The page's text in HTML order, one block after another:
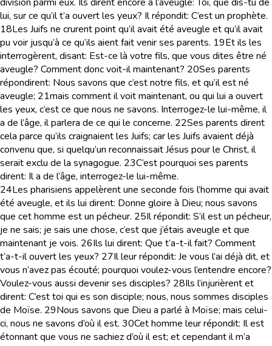
lui, sur ce qu’il t’a ouvert les yeux? Il répondit: C’est un prophète.
18Les Juifs ne crurent point qu’il avait été aveugle et qu’il avait
pu voir jusqu’à ce qu’ils aient fait venir ses parents. 19Et ils les
interrogèrent, disant: Est-ce là votre fils, que vous dites être né
aveugle? Comment donc voit-il maintenant? 20Ses parents
répondirent: Nous savons que c’est notre fils, et qu’il est né
aveugle; 21mais comment il voit maintenant, ou qui lui a ouvert
les yeux, c’est ce que nous ne savons. Interrogez-le lui-même, il
a de l’âge, il parlera de ce qui le concerne. 22Ses parents dirent
cela parce qu’ils craignaient les Juifs; car les Juifs avaient déjà
convenu que, si quelqu’un reconnaissait Jésus pour le Christ, il
serait exclu de la synagogue. 23C’est pourquoi ses parents
dirent: Il a de l’âge, interrogez-le lui-même.
24Les pharisiens appelèrent une seconde fois l’homme qui avait
été aveugle, et ils lui dirent: Donne gloire à Dieu; nous savons
que cet homme est un pécheur. 25Il répondit: S’il est un pécheur,
je ne sais; je sais une chose, c’est que j’étais aveugle et que
maintenant je vois. 26Ils lui dirent: Que t’a-t-il fait? Comment
t’a-t-il ouvert les yeux? 27Il leur répondit: Je vous l’ai déjà dit, et
vous n’avez pas écouté; pourquoi voulez-vous l’entendre encore?
Voulez-vous aussi devenir ses disciples? 28Ils l’injurièrent et
dirent: C’est toi qui es son disciple; nous, nous sommes disciples
de Moïse. 29Nous savons que Dieu a parlé à Moïse; mais celui-
ci, nous ne savons d’où il est. 30Cet homme leur répondit: Il est
étonnant que vous ne sachiez d’où il est; et cependant il m’a